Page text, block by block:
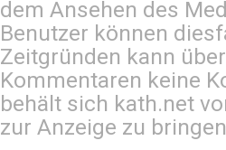
dem Ansehen des
Benutzer können
Zeitgründen kann
Kommentaren keine
behält sich kath.net
zur Anzeige zu